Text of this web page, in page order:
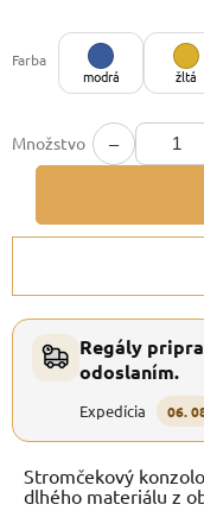
Farba
modrá
žltá
Množstvo −
Regály
odoslaním.
Expedícia 06.
Stromčekový
dlhého materiálu z